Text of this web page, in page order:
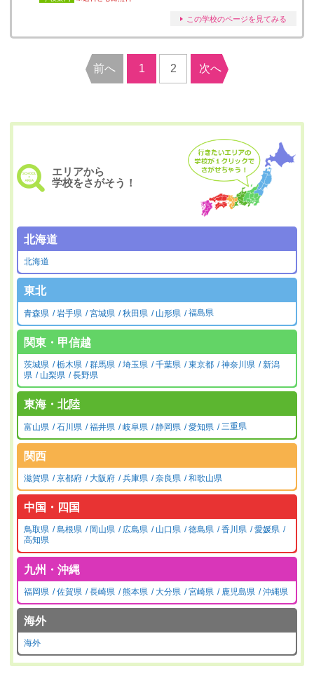
この学校のページを見てみる
前へ 1 2 次へ
エリアから
学校をさがそう！
北海道
北海道
東北
青森県 岩手県 宮城県 秋田県 山形県 福島県
関東・甲信越
茨城県 栃木県 群馬県 埼玉県 千葉県 東京都 神奈川県
新潟
県
山梨県 長野県
東海・北陸
富山県 石川県 福井県 岐阜県 静岡県 愛知県 三重県
関西
滋賀県 京都府 大阪府 兵庫県 奈良県 和歌山県
中国・四国
鳥取県 島根県 岡山県 広島県 山口県 徳島県 香川県
愛媛県
高知県
九州・沖縄
福岡県 佐賀県 長崎県 熊本県 大分県 宮崎県 鹿児島県 沖縄県
海外
海外